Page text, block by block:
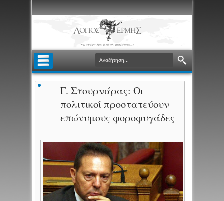
Γ. Στουρνάρας: Οι
πολιτικοί προστατεύουν
επώνυμους φοροφυγάδες